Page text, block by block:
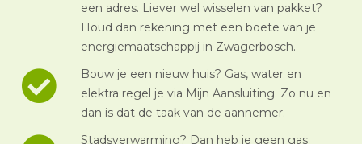
een adres. Liever wel wisselen van pakket?
Houd dan rekening met een boete van je
energiemaatschappij in Zwagerbosch.
Bouw je een nieuw huis? Gas, water en
elektra regel je via Mijn Aansluiting. Zo nu en
dan is dat de taak van de aannemer.
Stadsverwarming? Dan heb je geen gas